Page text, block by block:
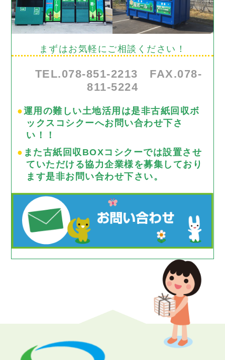
まずはお気軽にご相談ください！
TEL.078-851-2213 FAX.078-
811-5224
●運用の難しい土地活用は是非古紙回収ボ
ックスコシクーへお問い合わせ下さ
い！！
● また古紙回収BOXコシクーでは設置させ
ていただける協力企業様を募集しており
ます是非お問い合わせ下さい。